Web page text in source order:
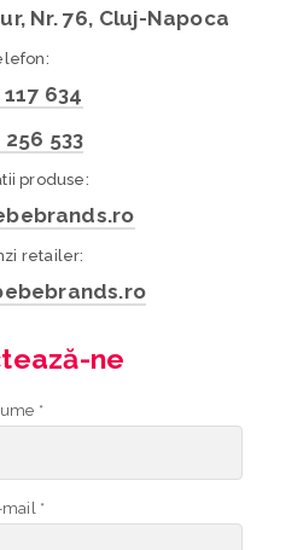
Nr. 76, Cluj-Napoca
634
533
produse:
retailer:
ne
*
mail *